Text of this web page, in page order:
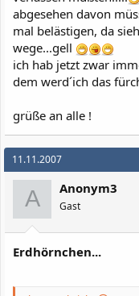
abgesehen davon
mal belästigen, da
wege...gell
ich hab jetzt zwar
dem werd´ich das
grüße an alle !
11.11.2007
A Anonym3
Gast
Erdhörnchen...